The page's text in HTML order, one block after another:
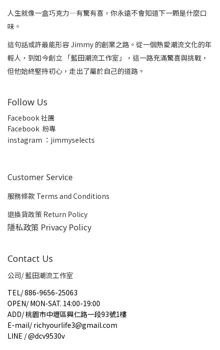
人生就像一盒巧克力—有驚有喜，你永遠不會知道下一顆是什麼口
味。
這句話或許最能形容 Jimmy 的創業之路。從一個熱愛潮流文化的年
輕人，到如今創立 「藍田潮流工作室」，這一路充滿驚喜與挑戰，
但他始終堅持初心，走出了屬於自己的道路。
Follow Us
Facebook 社團
Facebook 粉專
instagram ：jimmyselects
Customer Service
服務條款 Terms and Conditions
退換貨政策 Return Policy
隱私政策 Privacy Policy
Contact Us
公司/ 藍田潮流工作室
TEL/886-9656-25063
OPEN/ MON-SAT. 14:00-19:00
ADD/桃園市中壢區興仁路一段93號1樓
E-mail/richyourlife3@gmail.com
LINE / @dcv9530v